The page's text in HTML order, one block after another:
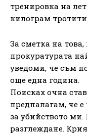
тренировка на
килограм
За сметка на
прокуратурата
уведоми, че съм
още една година.
Поисках очна
предпалагам, че е
за убийството ми.
разглеждане.